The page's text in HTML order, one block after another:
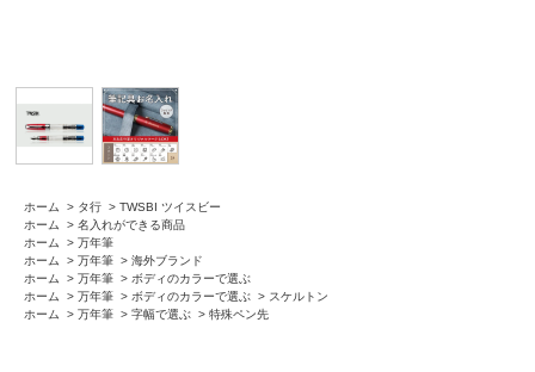
ホーム > タ行 > TWSBI ツイスビー
ホーム
> 名入れができる商品
ホーム
> 万年筆
ホーム
> 万年筆 > 海外ブランド
ホーム
> 万年筆 > ボディのカラーで選ぶ
ホーム
> 万年筆 > ボディのカラーで選ぶ > スケルトン
ホーム
> 万年筆 > 字幅で選ぶ > 特殊ペン先